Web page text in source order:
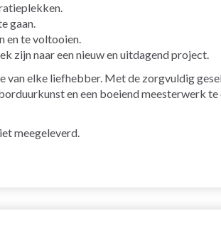
gaan.
en te voltooien.
zijn naar een nieuw en uitdagend project.
elke liefhebber. Met de zorgvuldig
en een boeiend meesterwerk
meegeleverd.